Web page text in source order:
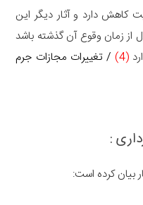
کاهش دارد و آثار دیگر این
از زمان وقوع آن گذشته باشد
(4)
/ تغییرات مجازات جرم
: